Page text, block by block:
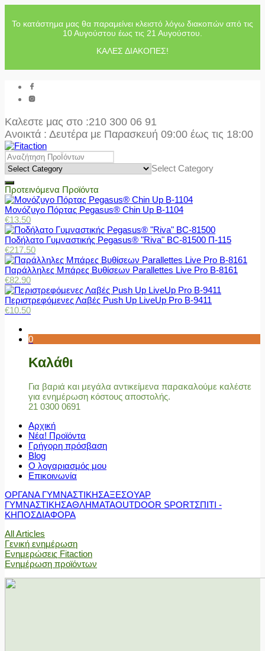
Το κατάστημα μας θα παραμείνει κλειστό λόγω διακοπών από τις
10 Αυγούστου έως τις 21 Αυγούστου.
ΚΑΛΕΣ ΔΙΑΚΟΠΕΣ!
Καλεστε μας στο :210 300 06 91
Ανοικτά : Δευτέρα με Παρασκευή 09:00 έως τις 18:00
Select Category
Προτεινόμενα Προϊόντα
Μονόζυγο Πόρτας Pegasus® Chin Up Β-1104
€13.50
Ποδήλατο Γυμναστικής Pegasus® "Riva" BC-81500 Π-115
€217.50
Παράλληλες Μπάρες Βυθίσεων Parallettes Live Pro Β-8161
€82.90
Περιστρεφόμενες Λαβές Push Up LiveUp Pro Β-9411
€10.50
0
Καλάθι
Για βαριά και μεγάλα αντικείμενα παρακαλούμε καλέστε
για ενημέρωση κόστους αποστολής.
21 0300 0691
Αρχική
Νέα! Προϊόντα
Γρήγορη πρόσβαση
Blog
Ο λογαριασμός μου
Επικοινωνία
ΟΡΓΑΝΑ ΓΥΜΝΑΣΤΙΚΗΣΑΞΕΣΟΥΑΡ
ΓΥΜΝΑΣΤΙΚΗΣΑΘΛΗΜΑΤΑOUTDOOR SPORTΣΠΙΤΙ -
ΚΗΠΟΣΔΙΑΦΟΡΑ
All Articles
Γενική ενημέρωση
Ενημερώσεις Fitaction
Ενημέρωση προϊόντων